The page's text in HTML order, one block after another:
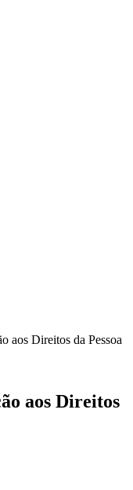
aos Direitos da Pessoa
aos Direitos